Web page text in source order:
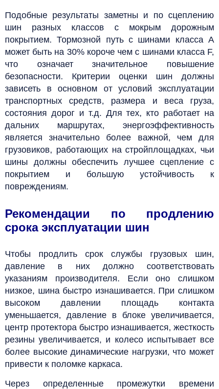
Подобные результаты заметны и по сцеплению
шин разных классов с мокрым дорожным
покрытием. Тормозной путь с шинами класса А
может быть на 30% короче чем с шинами класса F,
что означает значительное повышение
безопасности. Критерии оценки шин должны
зависеть в основном от условий эксплуатации
транспортных средств, размера и веса груза,
состояния дорог и т.д. Для тех, кто работает на
дальних маршрутах, энергоэффективность
является значительно более важной, чем для
грузовиков, работающих на стройплощадках, чьи
шины должны обеспечить лучшее сцепление с
покрытием и большую устойчивость к
повреждениям.
Рекомендации по продлению
срока эксплуатации шин
Чтобы продлить срок службы грузовых шин,
давление в них должно соответствовать
указаниям производителя. Если оно слишком
низкое, шина быстро изнашивается. При слишком
высоком давлении площадь
контакта
уменьшается, давление в блоке увеличивается,
центр протектора быстро изнашивается, жесткость
резины увеличивается, и колесо испытывает все
более высокие динамические нагрузки, что может
привести к поломке каркаса.
Через определенные промежутки времени